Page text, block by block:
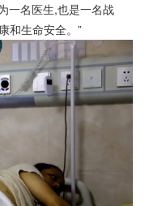
一名医生,也是一名战
和生命安全。”